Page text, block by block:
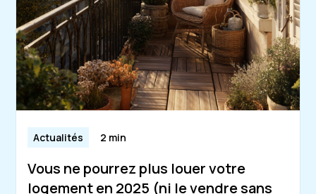
Actualités 2 min
Vous ne pourrez plus louer votre
logement en 2025 (ni le vendre sans